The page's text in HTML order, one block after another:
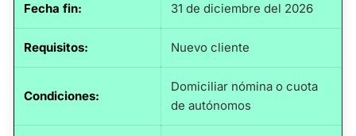
Fecha fin: 31 de diciembre del 2026
Requisitos: Nuevo cliente
Condiciones:
Domiciliar nómina o cuota
de autónomos